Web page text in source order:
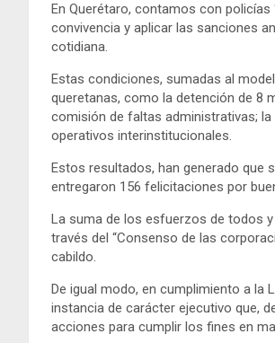
En Querétaro, contamos con
convivencia y aplicar las sanciones
cotidiana.
Estas condiciones, sumadas al
queretanas, como la detención de 8
comisión de faltas administrativas;
operativos interinstitucionales.
Estos resultados, han generado que
entregaron 156 felicitaciones por
La suma de los esfuerzos de todos
través del “Consenso de las
cabildo.
De igual modo, en cumplimiento a la
instancia de carácter ejecutivo que,
acciones para cumplir los fines en